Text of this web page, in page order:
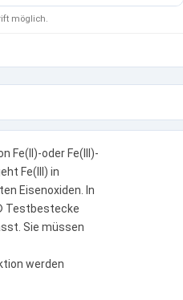
möglich.
Fe(II)-oder Fe(III)-
Fe(III) in
Eisenoxiden. In
Testbestecke
Sie müssen
werden